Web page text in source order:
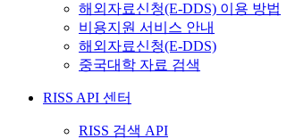
해외자료신청(E-DDS) 이용 방법
비용지원 서비스 안내
해외자료신청(E-DDS)
중국대학 자료 검색
RISS API 센터
RISS 검색 API